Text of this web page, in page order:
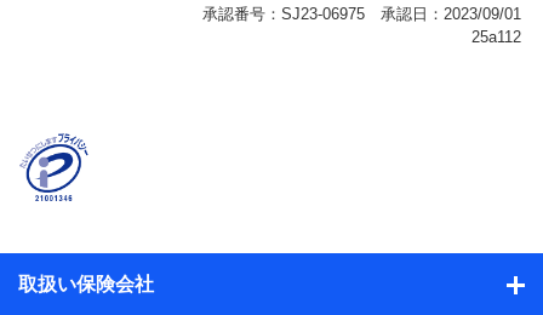
名、住所、生年月日、性別、保険契約者と被保険者の関
係、保険加入の目的、保険商品の内容、保険料、保険料
のお支払方法、車のメーカーや走行距離などの情報、建
ル内容や送信履歴の情報及び保険の更改案内等を提供し
取扱い保険会社